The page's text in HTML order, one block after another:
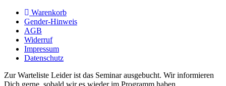
Warenkorb
Gender-Hinweis
AGB
Widerruf
Impressum
Datenschutz
Zur Warteliste Leider ist das Seminar ausgebucht. Wir informieren
Dich gerne, sobald wir es wieder im Programm haben.